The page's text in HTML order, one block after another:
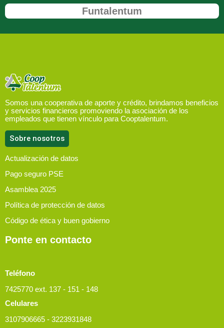
Funtalentum
Somos una cooperativa de aporte y crédito, brindamos beneficios
y servicios financieros promoviendo la asociación de los
empleados que tienen vínculo para Cooptalentum.
Sobre nosotros
Actualización de datos
Pago seguro PSE
Asamblea 2025
Política de protección de datos
Código de ética y buen gobierno
Ponte en contacto
Teléfono
7425770 ext. 137 - 151 - 148
Celulares
3107906665 - 3223931848